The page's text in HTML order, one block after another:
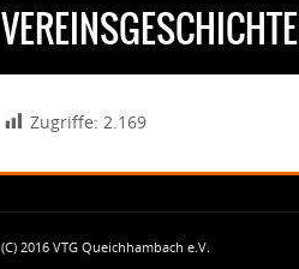
VEREINSGESCHICHTE
Zugriffe: 2.169
(C) 2016 VTG Queichhambach e.V.